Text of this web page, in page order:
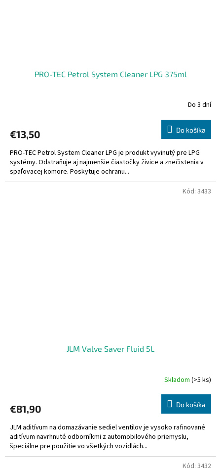
PRO-TEC Petrol System Cleaner LPG 375ml
Do 3 dní
€13,50 Do košíka
PRO-TEC Petrol System Cleaner LPG je produkt vyvinutý pre LPG
systémy. Odstraňuje aj najmenšie čiastočky živice a znečistenia v
spaľovacej komore. Poskytuje ochranu...
JLM Valve Saver Fluid 5L
je
z
5
hviezdičiek.
Skladom(>5 ks)
€81,90 Do košíka
JLM aditívum na domazávanie sediel ventilov je vysoko rafinované
aditívum navrhnuté odborníkmi z automobilového priemyslu,
špeciálne pre použitie vo všetkých vozidlách...
Kód: 3433
Kód: 3432